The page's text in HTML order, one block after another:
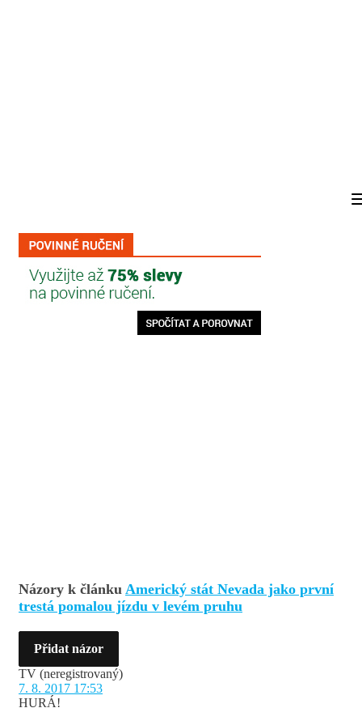
Názory k článku Americký stát Nevada jako první
trestá pomalou jízdu v levém pruhu
Přidat názor
TV (neregistrovaný)
7. 8. 2017 17:53
HURÁ!